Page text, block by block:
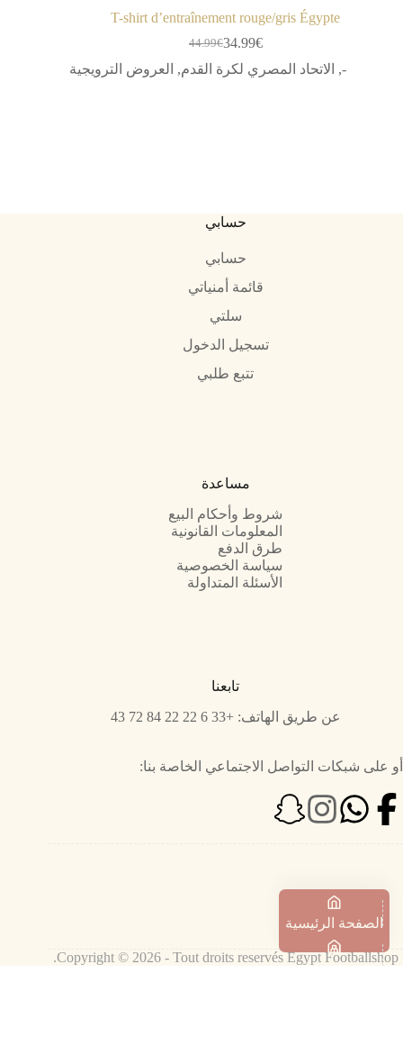
T-shirt d’entraînement rouge/gris Égypte
44.99€
السعر
الأصلي
34.99€
السعر
الحالي
-
, الاتحاد المصري لكرة القدم, العروض الترويجية
حسابي
حسابي
قائمة أمنياتي
سلتي
تسجيل الدخول
تتبع طلبي
مساعدة
شروط وأحكام البيع
المعلومات القانونية
طرق الدفع
سياسة الخصوصية
الأسئلة المتداولة
تابعنا
عن طريق الهاتف: +33 6 22 22 84 72 43
أو على شبكات التواصل الاجتماعي الخاصة بنا:
Copyright © 2026 - Tout droits reservés Egypt Footballshop.
الصفحة الرئيسية
المتجر